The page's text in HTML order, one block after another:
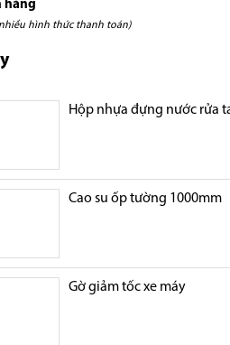
hàng
hình thức thanh toán)
Hộp nhựa đựng nước rửa
Cao su ốp tường 1000mm
Gờ giảm tốc xe máy